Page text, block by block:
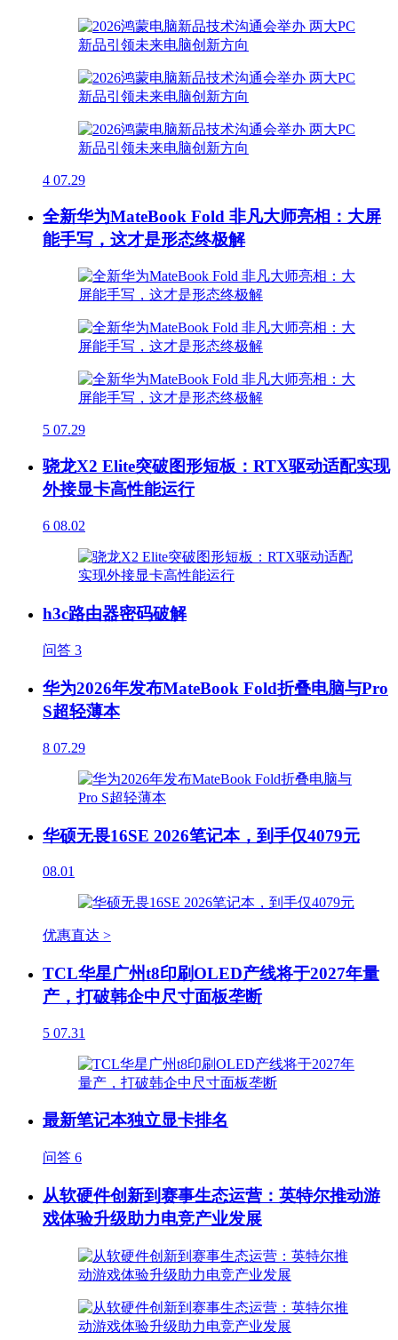
4 07.29
全新华为MateBook Fold 非凡大师亮相：大屏
能手写，这才是形态终极解
5 07.29
骁龙X2 Elite突破图形短板：RTX驱动适配实现
外接显卡高性能运行
6 08.02
h3c路由器密码破解
问答 3
华为2026年发布MateBook Fold折叠电脑与Pro
S超轻薄本
8 07.29
华硕无畏16SE 2026笔记本，到手仅4079元
08.01
优惠直达 >
TCL华星广州t8印刷OLED产线将于2027年量
产，打破韩企中尺寸面板垄断
5 07.31
最新笔记本独立显卡排名
问答 6
从软硬件创新到赛事生态运营：英特尔推动游
戏体验升级助力电竞产业发展